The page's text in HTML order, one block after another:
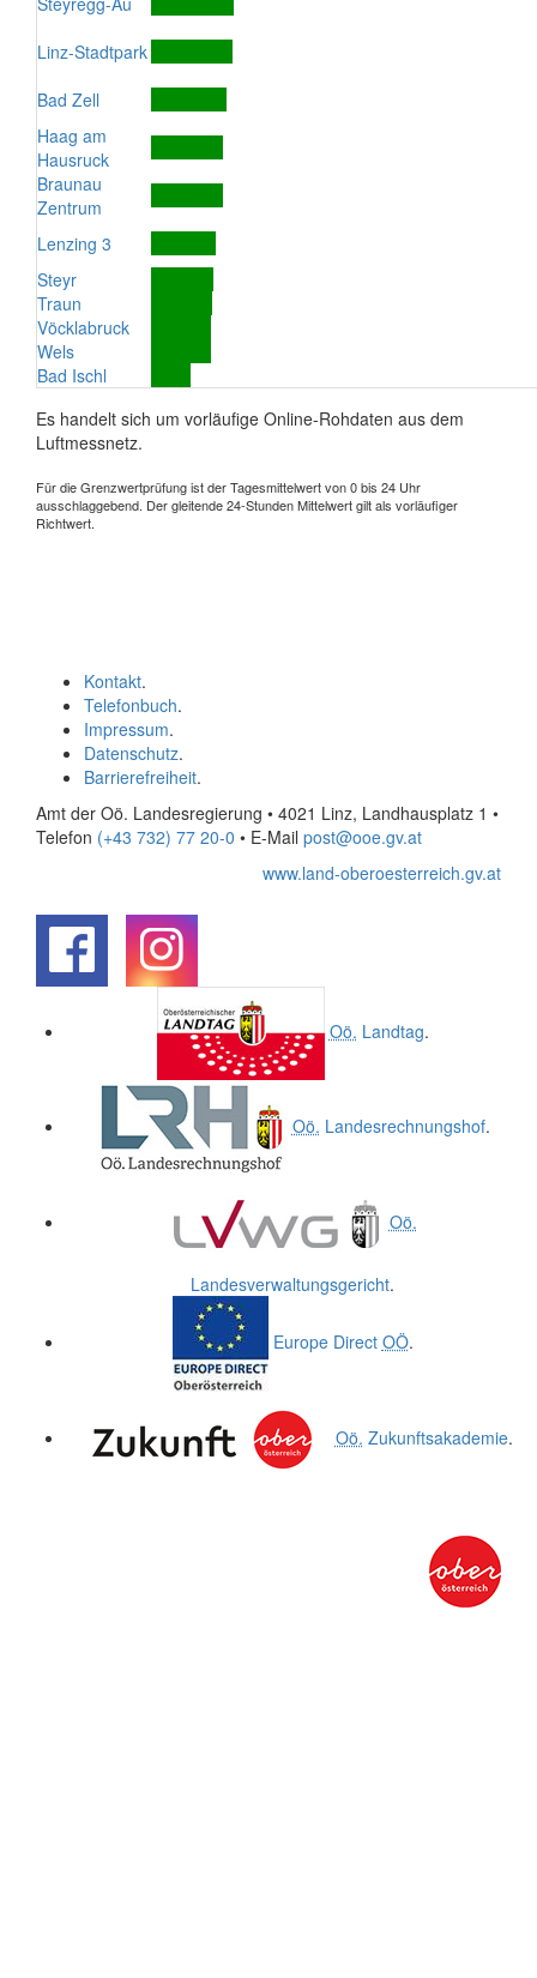
Linz-Stadtpark
Bad Zell
Haag am
Hausruck
Braunau
Zentrum
Lenzing 3
Steyr
Traun
Vöcklabruck
Wels
Bad Ischl
Es handelt sich um vorläufige Online-Rohdaten aus dem
Luftmessnetz.
Für die Grenzwertprüfung ist der Tagesmittelwert von 0 bis 24 Uhr
ausschlaggebend. Der gleitende 24-Stunden Mittelwert gilt als vorläufiger
Richtwert.
Kontakt.
Telefonbuch.
Impressum.
Datenschutz.
Barrierefreiheit.
Amt der Oö. Landesregierung • 4021 Linz, Landhausplatz 1 •
Telefon (+43 732) 77 20-0 • E-Mail post@ooe.gv.at
www.land-oberoesterreich.gv.at
Oö. Landtag.
Oö. Landesrechnungshof.
Oö.
Landesverwaltungsgericht.
Europe Direct OÖ.
Oö. Zukunftsakademie.